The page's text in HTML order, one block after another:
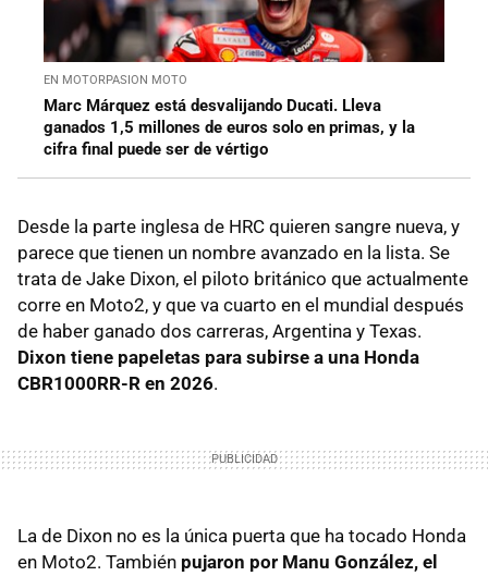
EN MOTORPASION MOTO
Marc Márquez está desvalijando Ducati. Lleva
ganados 1,5 millones de euros solo en primas, y la
cifra final puede ser de vértigo
Desde la parte inglesa de HRC quieren sangre nueva, y
parece que tienen un nombre avanzado en la lista. Se
trata de Jake Dixon, el piloto británico que actualmente
corre en Moto2, y que va cuarto en el mundial después
de haber ganado dos carreras, Argentina y Texas.
Dixon tiene papeletas para subirse a una Honda
CBR1000RR-R en 2026.
La de Dixon no es la única puerta que ha tocado Honda
en Moto2. También pujaron por Manu González, el